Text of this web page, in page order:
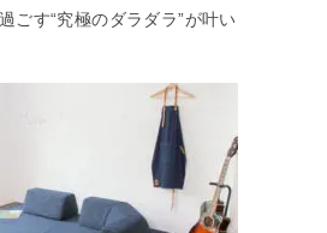
ごす“究極のダラダラ”が叶い